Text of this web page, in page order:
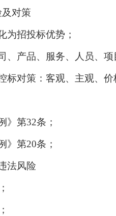
对策
为招投标优势；
、产品、服务、人员、项
标对策：客观、主观、价
》第32条；
》第20条；
法风险